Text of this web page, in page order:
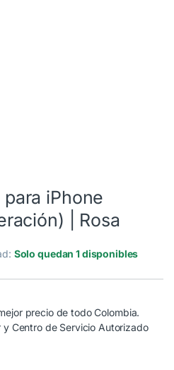
iPhone
| Rosa
Solo quedan 1 disponibles
precio de todo Colombia.
y Centro de Servicio Autorizado